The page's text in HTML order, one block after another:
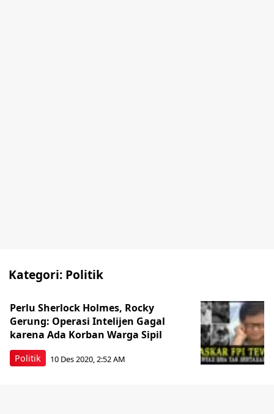
Kategori: Politik
Politik
Perlu Sherlock Holmes, Rocky
Gerung: Operasi Intelijen Gagal
karena Ada Korban Warga Sipil
10 Des 2020, 2:52 AM